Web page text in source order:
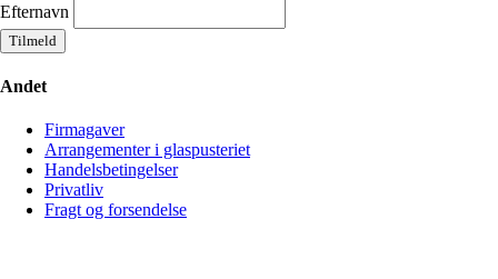
Efternavn
Andet
Firmagaver
Arrangementer i glaspusteriet
Handelsbetingelser
Privatliv
Fragt og forsendelse